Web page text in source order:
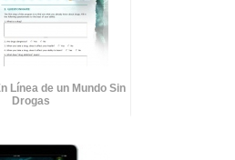
Línea de un Mundo Sin
Drogas